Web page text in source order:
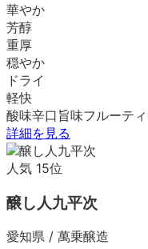
華やか
芳醇
重厚
穏やか
ドライ
軽快
酸味辛口 旨味フルーティ
詳細を見る
人気 15位
醸し人九平次
愛知県 / 萬乗醸造